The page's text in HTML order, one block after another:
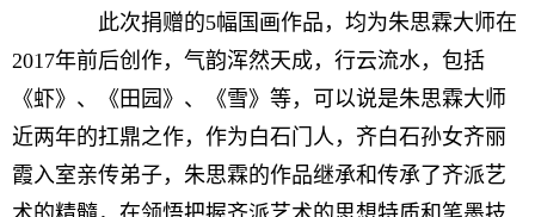
此次捐赠的5幅国画作品，均为朱思霖大师在
2017年前后创作，气韵浑然天成，行云流水，包括
《虾》、《田园》、《雪》等，可以说是朱思霖大师
近两年的扛鼎之作，作为白石门人，齐白石孙女齐丽
霞入室亲传弟子，朱思霖的作品继承和传承了齐派艺